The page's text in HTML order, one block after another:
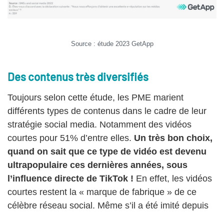
Source : étude 2023 GetApp
Des contenus très diversifiés
Toujours selon cette étude, les PME marient
différents types de contenus dans le cadre de leur
stratégie social media. Notamment des vidéos
courtes pour 51% d’entre elles. Un très bon choix,
quand on sait que ce type de vidéo est devenu
ultrapopulaire ces dernières années, sous
l’influence directe de TikTok ! En effet, les vidéos
courtes restent la « marque de fabrique » de ce
célèbre réseau social. Même s’il a été imité depuis